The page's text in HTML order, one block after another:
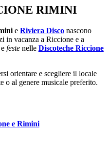
RIMINI
e Riviera Disco nascono
in vacanza a Riccione e a
e feste nelle Discoteche Riccione
orientare e scegliere il locale
o al genere musicale preferito.
e Rimini